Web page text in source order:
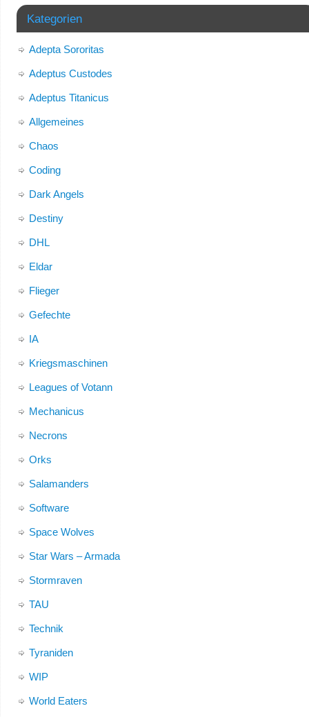
Kategorien
Adepta Sororitas
Adeptus Custodes
Adeptus Titanicus
Allgemeines
Chaos
Coding
Dark Angels
Destiny
DHL
Eldar
Flieger
Gefechte
IA
Kriegsmaschinen
Leagues of Votann
Mechanicus
Necrons
Orks
Salamanders
Software
Space Wolves
Star Wars – Armada
Stormraven
TAU
Technik
Tyraniden
WIP
World Eaters